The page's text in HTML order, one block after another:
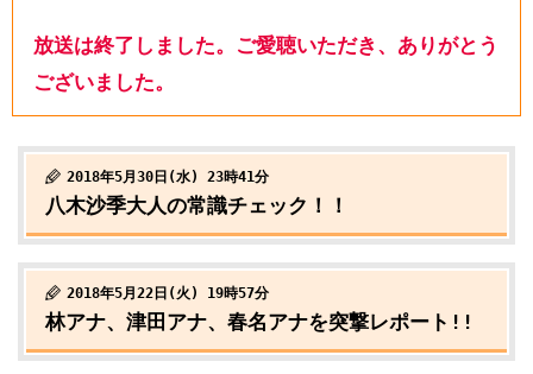
放送は終了しました。ご愛聴いただき、ありがとう
ございました。
2018年5月30日(水) 23時41分
八木沙季大人の常識チェック！！
2018年5月22日(火) 19時57分
林アナ、津田アナ、春名アナを突撃レポート!!